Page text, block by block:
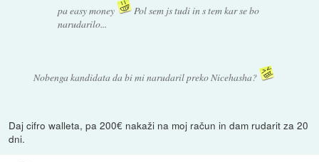
pa easy money
Pol sem js tudi in s tem kar se bo
narudarilo...
Nobenga kandidata da bi mi narudaril preko Nicehasha?
Daj cifro walleta, pa 200€ nakaži na moj račun in dam rudarit za 20
dni.